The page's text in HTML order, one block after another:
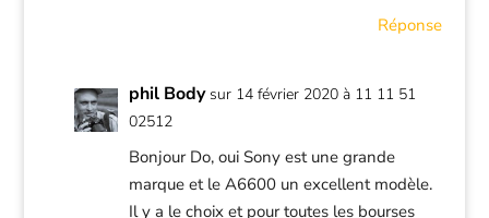
Réponse
phil Body sur 14 février 2020 à 11 11 51
02512
Bonjour Do, oui Sony est une grande
marque et le A6600 un excellent modèle.
Il y a le choix et pour toutes les bourses